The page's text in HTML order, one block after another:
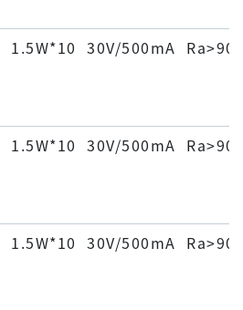
1.5W*10 30V/500mA Ra>90
1.5W*10 30V/500mA Ra>90
1.5W*10 30V/500mA Ra>90